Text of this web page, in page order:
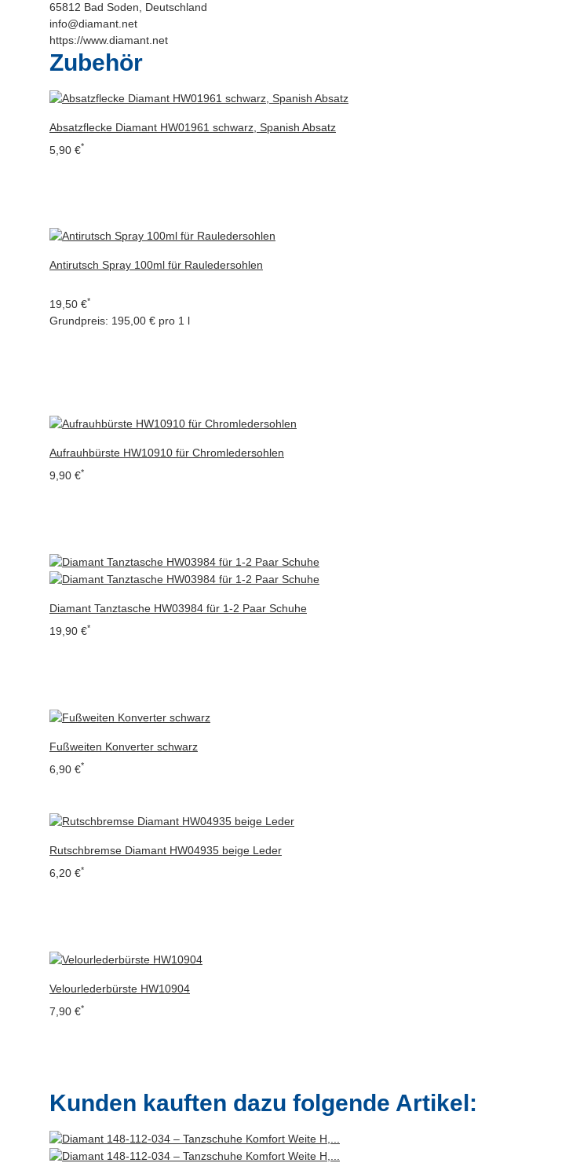
65812 Bad Soden, Deutschland
info@diamant.net
https://www.diamant.net
Zubehör
Absatzflecke Diamant HW01961 schwarz, Spanish Absatz
5,90 €*
Antirutsch Spray 100ml für Rauledersohlen
19,50 €*
Grundpreis: 195,00 € pro 1 l
Aufrauhbürste HW10910 für Chromledersohlen
9,90 €*
Diamant Tanztasche HW03984 für 1-2 Paar Schuhe
19,90 €*
Fußweiten Konverter schwarz
6,90 €*
Rutschbremse Diamant HW04935 beige Leder
6,20 €*
Velourlederbürste HW10904
7,90 €*
Kunden kauften dazu folgende Artikel: